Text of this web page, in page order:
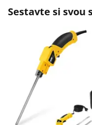
Sestavte si svou